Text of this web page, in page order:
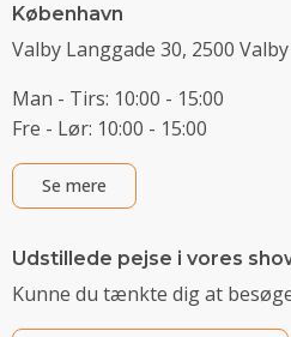
København
Valby Langgade 30, 2500 Valby
Man - Tirs: 10:00 - 15:00
Fre - Lør: 10:00 - 15:00
Se mere
Udstillede pejse i vores
Kunne du tænkte dig at